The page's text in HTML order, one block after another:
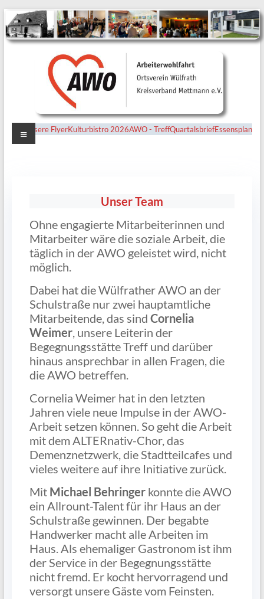
Ortsverein
Wülfrath
Unsere FlyerKulturbistro 2026AWO - TreffQuartalsbriefEssensplan
Menü
Unser Team
Ohne engagierte Mitarbeiterinnen und
Mitarbeiter wäre die soziale Arbeit, die
täglich in der AWO geleistet wird, nicht
möglich.
Dabei hat die Wülfrather AWO an der
Schulstraße nur zwei hauptamtliche
Mitarbeitende, das sind Cornelia
Weimer, unsere Leiterin der
Begegnungsstätte Treff und darüber
hinaus ansprechbar in allen Fragen, die
die AWO betreffen.
Cornelia Weimer hat in den letzten
Jahren viele neue Impulse in der AWO-
Arbeit setzen können. So geht die Arbeit
mit dem ALTERnativ-Chor, das
Demenznetzwerk, die Stadtteilcafes und
vieles weitere auf ihre Initiative zurück.
Mit Michael Behringerkonnte die AWO
ein Allrount-Talent für ihr Haus an der
Schulstraße gewinnen. Der begabte
Handwerker macht alle Arbeiten im
Haus. Als ehemaliger Gastronom ist ihm
der Service in der Begegnungsstätte
nicht fremd. Er kocht hervorragend und
versorgt unsere Gäste vom Feinsten.